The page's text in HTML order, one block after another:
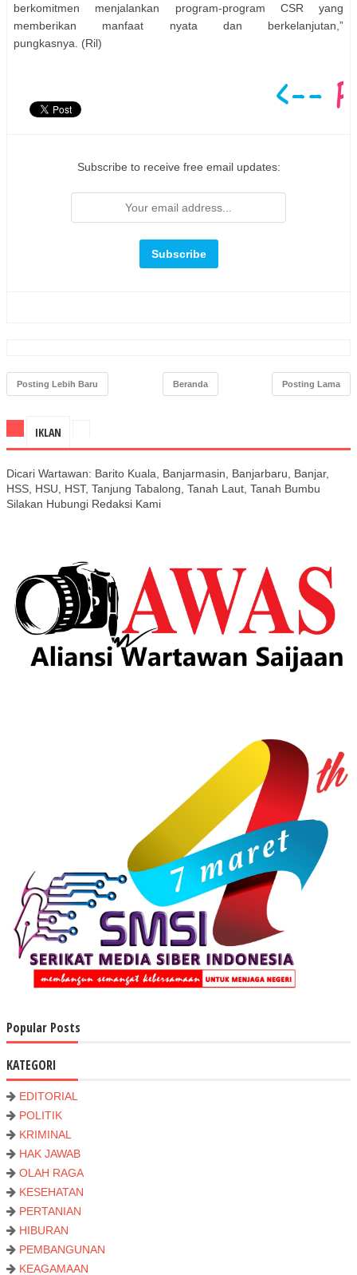
berkomitmen menjalankan program-program CSR yang
memberikan manfaat nyata dan berkelanjutan,”
pungkasnya. (Ril)
Subscribe to receive free email updates:
Posting Lebih Baru Posting Lama
Beranda
IKLAN
Dicari Wartawan: Barito Kuala, Banjarmasin, Banjarbaru, Banjar,
HSS, HSU, HST, Tanjung Tabalong, Tanah Laut, Tanah Bumbu
Silakan Hubungi Redaksi Kami
Popular Posts
KATEGORI
EDITORIAL
POLITIK
KRIMINAL
HAK JAWAB
OLAH RAGA
KESEHATAN
PERTANIAN
HIBURAN
PEMBANGUNAN
KEAGAMAAN